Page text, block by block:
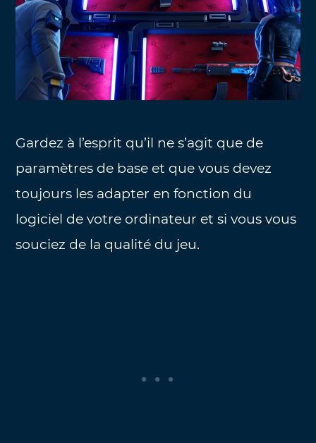
Gardez à l’esprit qu’il ne s’agit que de
paramètres de base et que vous devez
toujours les adapter en fonction du
logiciel de votre ordinateur et si vous vous
souciez de la qualité du jeu.